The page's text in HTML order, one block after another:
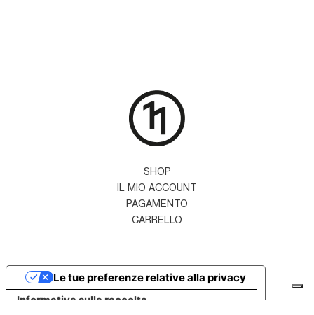
SHOP
IL MIO ACCOUNT
PAGAMENTO
CARRELLO
Informativa sulla raccolta
Le tue preferenze relative alla privacy